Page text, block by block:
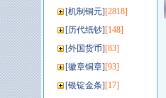
[机制铜元][2818]
[历代纸钞][148]
[外国货币][83]
[徽章铜章][93]
[银锭金条][17]